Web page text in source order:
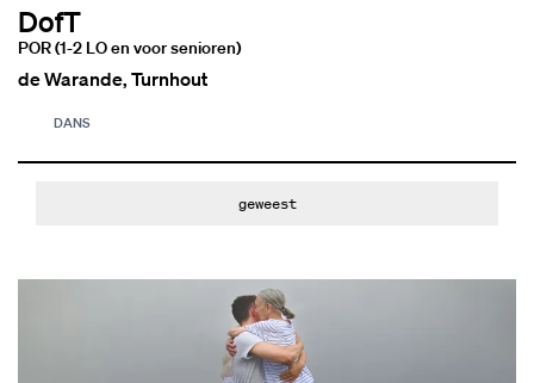
DofT
POR (1-2 LO en voor senioren)
de Warande, Turnhout
DANS
geweest